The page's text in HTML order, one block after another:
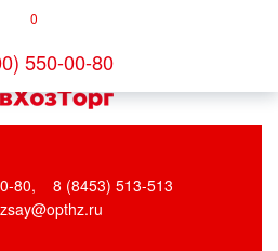
0
550-00-80
80,
8 (8453) 513-513